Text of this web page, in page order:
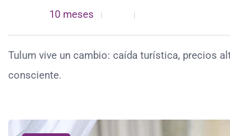
10 meses
Tulum vive un cambio: caída turística, precios
consciente.